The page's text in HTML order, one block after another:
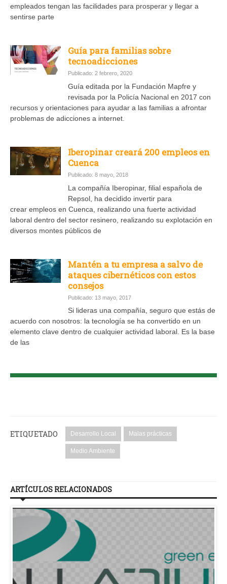
empleados tengan las facilidades para prosperar y llegar a
sentirse parte
Guía para familias sobre
tecnoadicciones
Publicado: 2 febrero, 2020
Guía editada por la Fundación Mapfre y
revisada por la Policía Nacional en 2017 con
recursos y orientaciones para ayudar a las familias a afrontar
problemas de adicciones a internet.
Iberopinar creará 200 empleos en
Cuenca
Publicado: 8 mayo, 2018
La compañía Iberopinar, filial española de
Repsol, ha decidido invertir para
crear empleos en Cuenca, realizando una fuerte actividad
laboral dentro del sector resinero, realizando su explotación en
diversos montes públicos de
Mantén a tu empresa a salvo de
ataques cibernéticos con estos
consejos
Publicado: 13 mayo, 2017
Si lideras una compañía, seguro que estás de
acuerdo con nosotros: la tecnología se ha convertido en un
elemento clave dentro de cualquier actividad laboral. Es la base
de las
ETIQUETADO Desarrollo Local Malas prácticas
Medio Ambiente
ARTÍCULOS RELACIONADOS